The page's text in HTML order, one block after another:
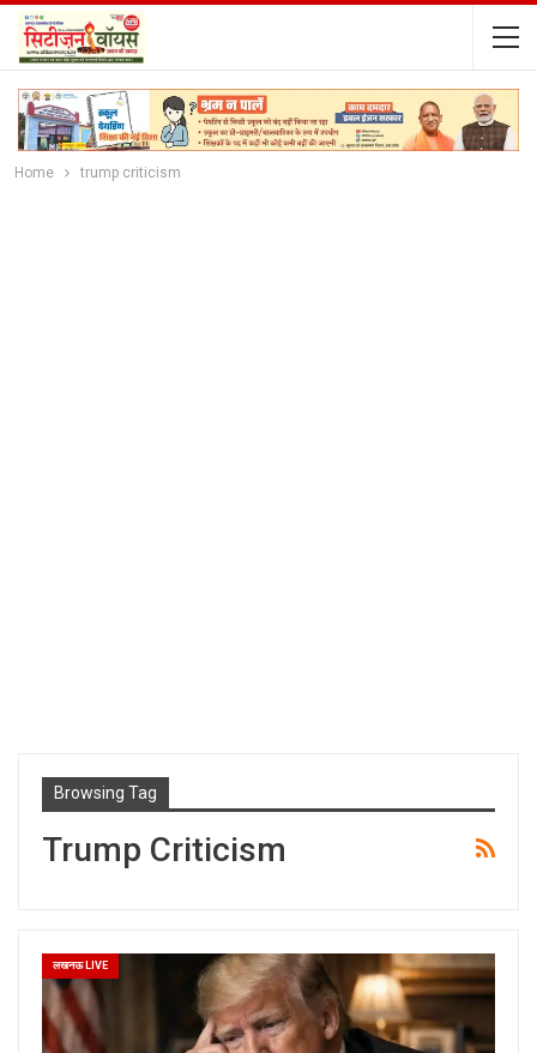
Home trump criticism
Browsing Tag
Trump Criticism
लखनऊ LIVE